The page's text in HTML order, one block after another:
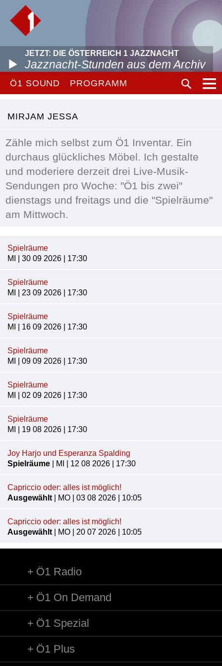
JETZT: DIE ÖSTERREICH 1 JAZZNACHT
Jazznacht-Stunden aus dem Archiv
Ö1 SOUND PROGRAMM
MIRJAM JESSA
Zähle mich selbst zum Ö1 Inventar. Ein
durchaus glückliches Möbel. Ich gestalte
und moderiere derzeit drei Live-Musik-
Sendungen pro Woche: "Ö1 bis zwei"
dienstags und freitags und die "Spielräume"
am Mittwoch.
Spielräume
MI | 30 09 2026 | 17:30
Spielräume
MI | 23 09 2026 | 17:30
Spielräume
MI | 16 09 2026 | 17:30
Spielräume
MI | 09 09 2026 | 17:30
Spielräume
MI | 02 09 2026 | 17:30
Spielräume
MI | 19 08 2026 | 17:30
Joy Harjo und Esperanza Spalding
Spielräume | MI | 12 08 2026 | 17:30
Capriccio oder: alles ist möglich!
Ausgewählt | MO | 03 08 2026 | 10:05
Capriccio oder: alles ist möglich!
Ausgewählt | MO | 20 07 2026 | 10:05
Ö1 Radio
Ö1 On Demand
Ö1 Spezial
Ö1 Plus